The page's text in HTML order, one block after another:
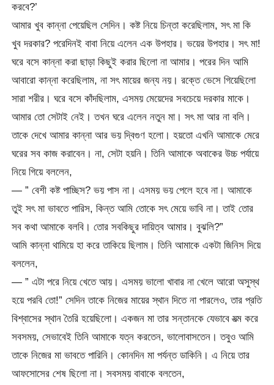
করবে?’
আমার খুব কান্না পেয়েছিল সেদিন। কষ্ট নিয়ে চিন্তা করেছিলাম, সৎ মা কি
খুব দরকার? পরেদিনই বাবা নিয়ে এলেন এক উপহার। ভয়ের উপহার। সৎ মা!
ঘরে বসে কান্না করা ছাড়া কিছুই করার ছিলো না আমার। পরের দিন আমি
আবারো কান্না করেছিলাম, না সৎ মায়ের জন্য নয়। রক্তে ভেসে গিয়েছিলো
সারা শরীর। ঘরে বসে কাঁদছিলাম, এসময় মেয়েদের সবচেয়ে দরকার মাকে।
আমার তো সেটাই নেই। তখন ঘরে এলেন নতুন মা। সৎ মা আর না বলি।
তাকে দেখে আমার কান্না আর ভয় দ্বিগুণ হলো। হয়তো এখনি আমাকে মেরে
ঘরের সব কাজ করাবেন। না, সেটা হয়নি। তিনি আমাকে অবাকের উচ্চ পর্যায়ে
নিয়ে গিয়ে বললেন,
— ” বেশী কষ্ট পাচ্ছিস? ভয় পাস না। এসময় ভয় পেলে হবে না। আমাকে
তুই সৎ মা ভাবতে পারিস, কিন্ত আমি তোকে সৎ মেয়ে ভাবি না। তাই তোর
সব কথা আমাকে বলবি। তোর সবকিছুর দায়িত্ব আমার। বুঝলি?”
আমি কান্না থামিয়ে হা করে তাকিয়ে ছিলাম। তিনি আমাকে একটা জিনিস দিয়ে
বললেন,
— ” এটা পরে নিয়ে খেতে আয়। এসময় ভালো খাবার না খেলে আরো অসুস্থ
হয়ে পরবি তো!” সেদিন তাকে নিজের মায়ের স্থান দিতে না পারলেও, তার প্রতি
বিশ্বাসের স্থান তৈরি হয়েছিলো। একজন মা তার সন্তানকে যেভাবে যত্ম করে
সবসময়, সেভাবেই তিনি আমাকে যত্ন করতেন, ভালোবাসতেন। তবুও আমি
তাকে নিজের মা ভাবতে পারিনি। কোনদিন মা পর্যন্ত ডাকিনি। এ নিয়ে তার
আফসোসের শেষ ছিলো না। সবসময় বাবাকে বলতেন,